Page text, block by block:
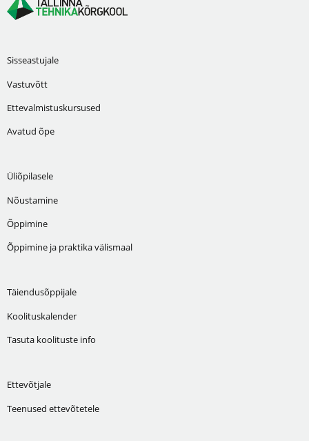
Sisseastujale
Vastuvõtt
Ettevalmistuskursused
Avatud õpe
Üliõpilasele
Nõustamine
Õppimine
Õppimine ja praktika välismaal
Täiendusõppijale
Koolituskalender
Tasuta koolituste info
Ettevõtjale
Teenused ettevõtetele